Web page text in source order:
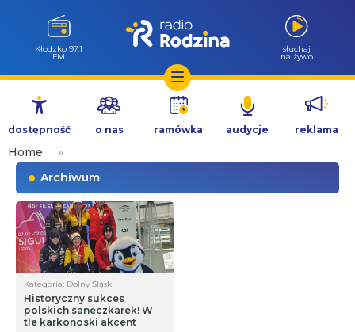
Przejdź
treści
Wołów 99.6
FM
słuchaj
na żywo
dostępność o nas ramówka audycje reklama
Home
»
Archiwum
Kategoria: Dolny Śląsk
Historyczny sukces
polskich saneczkarek! W
tle karkonoski akcent